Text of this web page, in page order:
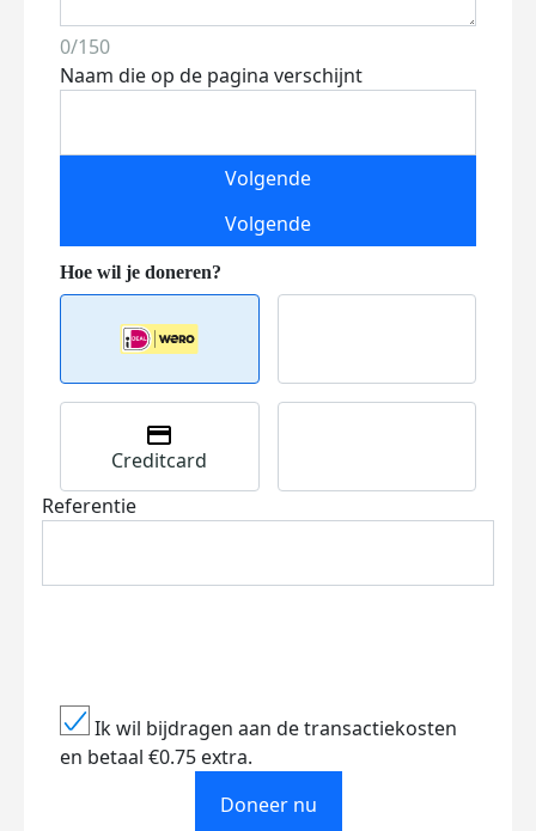
0/150
Naam die op de pagina verschijnt
Volgende
Volgende
Creditcard
Referentie
Ik wil bijdragen aan de transactiekosten
en betaal €0.75 extra.
Doneer nu